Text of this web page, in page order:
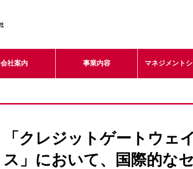
会社案内 事業内容 マネジメント
「クレジットゲートウェ
ス」において、国際的な